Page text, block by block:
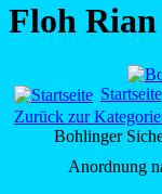
Floh
Startseite
Zurück zur
Bohlinger
Anordnung